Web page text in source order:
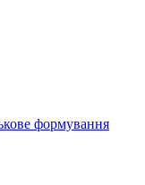
формування